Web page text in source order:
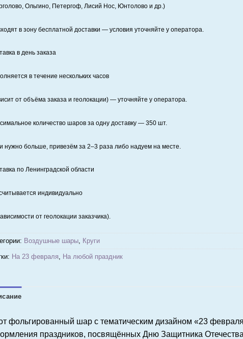
Ольгино, Петергоф, Лисий Нос, Юнтолово и др.)
в зону бесплатной доставки — условия уточняйте у оператора.
в день заказа
в течение нескольких часов
от объёма заказа и геолокации) — уточняйте у оператора.
количество шаров за одну доставку — 350 шт.
нужно больше, привезём за 2–3 раза либо надуем на месте.
по Ленинградской области
индивидуально
от геолокации заказчика).
Воздушные шары, Круги
На 23 февраля На любой праздник
фольгированный шар с тематическим дизайном «23
праздников, посвящённых Дню Защитника